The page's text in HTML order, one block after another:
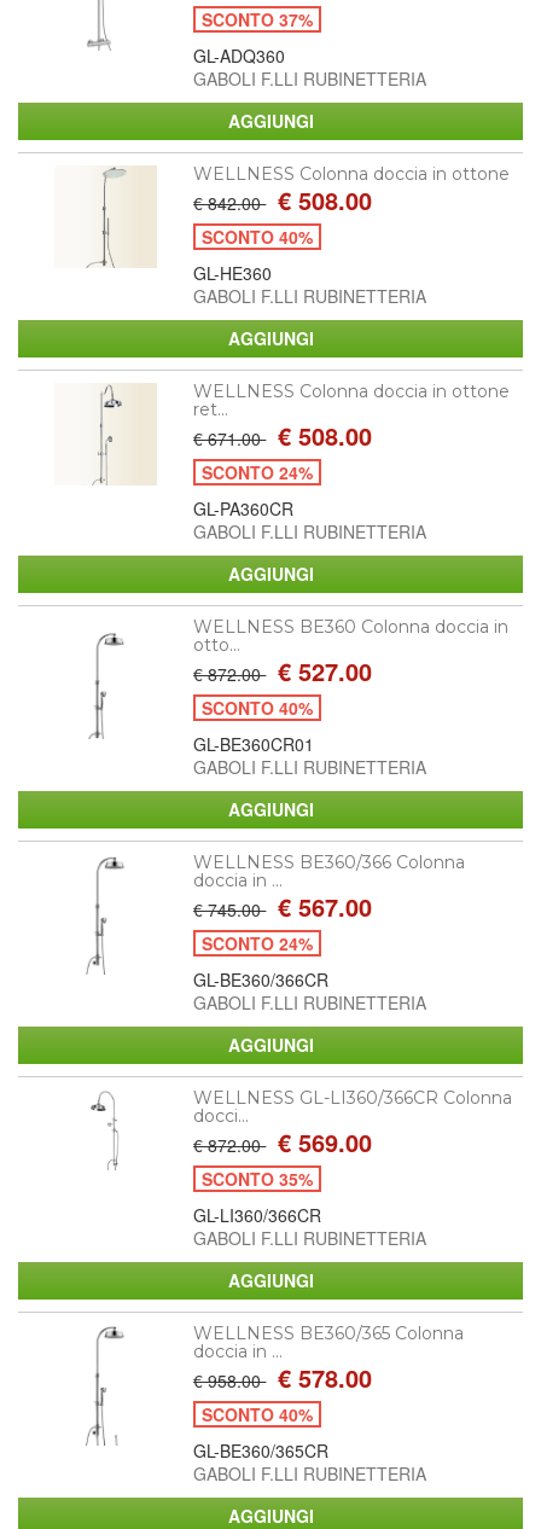
SCONTO 37%
GL-ADQ360
GABOLI F.LLI RUBINETTERIA
WELLNESS Colonna doccia in ottone
€ 842.00 € 508.00
SCONTO 40%
GL-HE360
GABOLI F.LLI RUBINETTERIA
WELLNESS Colonna doccia in ottone
ret...
€ 671.00 € 508.00
SCONTO 24%
GL-PA360CR
GABOLI F.LLI RUBINETTERIA
WELLNESS BE360 Colonna doccia in
otto...
€ 872.00 € 527.00
SCONTO 40%
GL-BE360CR01
GABOLI F.LLI RUBINETTERIA
WELLNESS BE360/366 Colonna
doccia in ...
€ 745.00 € 567.00
SCONTO 24%
GL-BE360/366CR
GABOLI F.LLI RUBINETTERIA
WELLNESS GL-LI360/366CR Colonna
docci...
€ 872.00 € 569.00
SCONTO 35%
GL-LI360/366CR
GABOLI F.LLI RUBINETTERIA
WELLNESS BE360/365 Colonna
doccia in ...
€ 958.00 € 578.00
SCONTO 40%
GL-BE360/365CR
GABOLI F.LLI RUBINETTERIA